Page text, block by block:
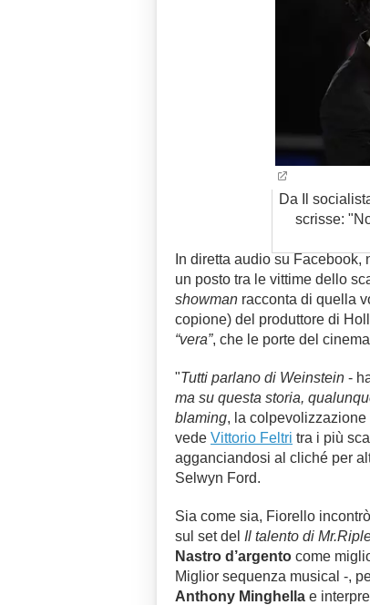
Da Il
scrisse:
In diretta audio su Facebook,
un posto tra le vittime dello
showman racconta di quella
copione) del produttore di
“vera”, che le porte del
"Tutti parlano di Weinstein -
ma su questa storia,
blaming, la
vede Vittorio Feltri tra i più
agganciandosi al cliché per
Selwyn Ford.
Sia come sia, Fiorello
sul set del Il talento di
Nastro d’argento come
Miglior sequenza musical -,
Anthony Minghella e